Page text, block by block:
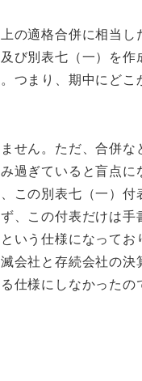
の適格合併に相当
び別表七（一）を
つまり、期中にど
せん。ただ、合併
過ぎていると盲点
この別表七（一）
、この付表だけは
いう仕様になって
会社と存続会社の
様にしなかったの